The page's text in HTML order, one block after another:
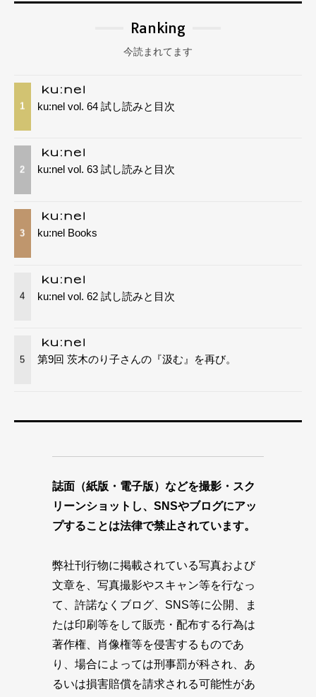
Ranking
今読まれてます
1 ku:nel vol. 64 試し読みと目次
2 ku:nel vol. 63 試し読みと目次
3 ku:nel Books
4 ku:nel vol. 62 試し読みと目次
5 第9回 茨木のり子さんの『汲む』を再び。
誌面（紙版・電子版）などを撮影・スク
リーンショットし、SNSやブログにアッ
プすることは法律で禁止されています。
弊社刊行物に掲載されている写真および
文章を、写真撮影やスキャン等を行なっ
て、許諾なくブログ、SNS等に公開、ま
たは印刷等をして販売・配布する行為は
著作権、肖像権等を侵害するものであ
り、場合によっては刑事罰が科され、あ
るいは損害賠償を請求される可能性があ